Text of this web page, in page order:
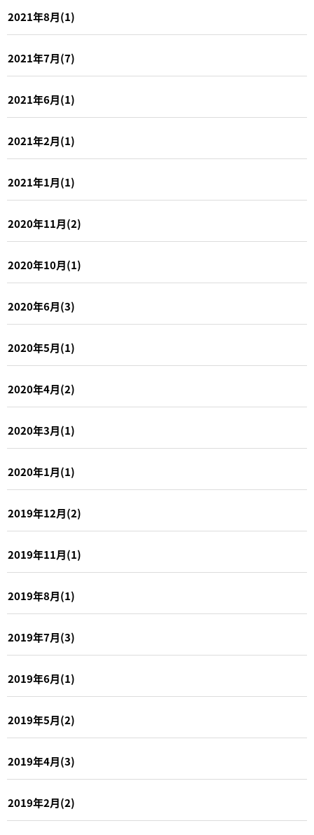
2021年8月(1)
2021年7月(7)
2021年6月(1)
2021年2月(1)
2021年1月(1)
2020年11月(2)
2020年10月(1)
2020年6月(3)
2020年5月(1)
2020年4月(2)
2020年3月(1)
2020年1月(1)
2019年12月(2)
2019年11月(1)
2019年8月(1)
2019年7月(3)
2019年6月(1)
2019年5月(2)
2019年4月(3)
2019年2月(2)